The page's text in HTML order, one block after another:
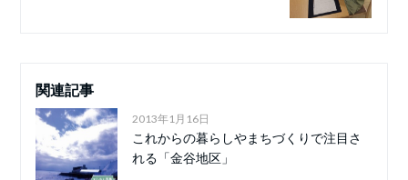
関連記事
2013年1月16日
これからの暮らしやまちづくりで注目さ
れる「金谷地区」